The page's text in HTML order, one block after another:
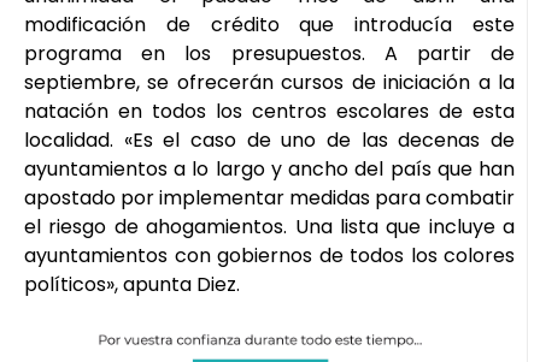
modificación de crédito que introducía este
programa en los presupuestos. A partir de
septiembre, se ofrecerán cursos de iniciación a la
natación en todos los centros escolares de esta
localidad. «Es el caso de uno de las decenas de
ayuntamientos a lo largo y ancho del país que han
apostado por implementar medidas para combatir
el riesgo de ahogamientos. Una lista que incluye a
ayuntamientos con gobiernos de todos los colores
políticos», apunta Diez.